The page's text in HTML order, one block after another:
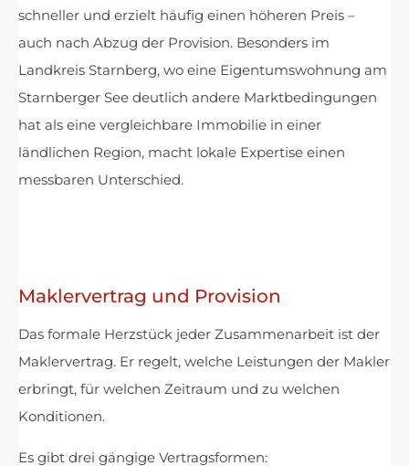
schneller und erzielt häufig einen höheren Preis –
auch nach Abzug der Provision. Besonders im
Landkreis Starnberg, wo eine Eigentumswohnung am
Starnberger See deutlich andere Marktbedingungen
hat als eine vergleichbare Immobilie in einer
ländlichen Region, macht lokale Expertise einen
messbaren Unterschied.
Maklervertrag und Provision
Das formale Herzstück jeder Zusammenarbeit ist der
Maklervertrag. Er regelt, welche Leistungen der Makler
erbringt, für welchen Zeitraum und zu welchen
Konditionen.
Es gibt drei gängige Vertragsformen: